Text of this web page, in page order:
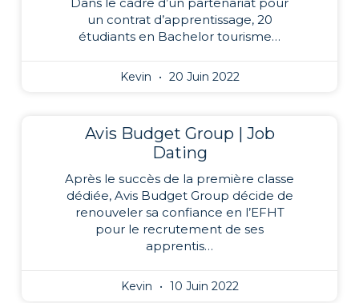
un contrat d’apprentissage, 20
étudiants en Bachelor tourisme…
Kevin 20 Juin 2022
Avis Budget Group | Job
Dating
Après le succès de la première classe
dédiée, Avis Budget Group décide de
renouveler sa confiance en l’EFHT
pour le recrutement de ses
apprentis…
Kevin 10 Juin 2022